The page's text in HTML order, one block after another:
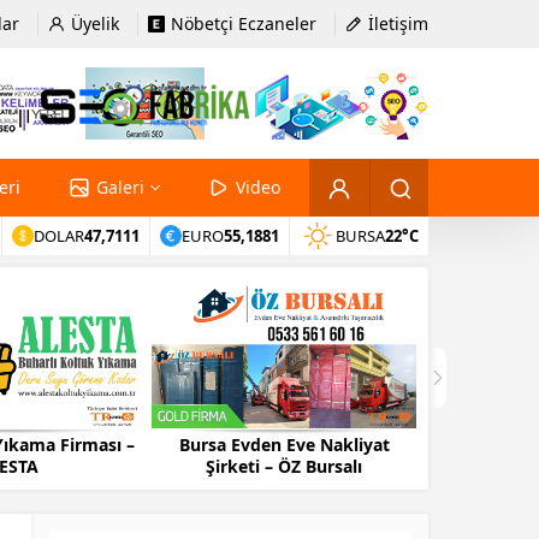
Üyelik Nöbetçi Eczaneler İletişim
Galeri Video
DOLAR47,7111 EURO55,1881 BURSA22°C
Firması –
Bursa Evden Eve Nakliyat
Şirketi – ÖZ Bursalı